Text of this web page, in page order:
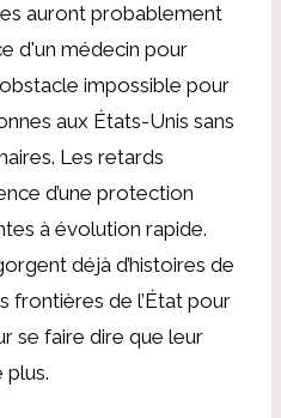
auront probablement
d'un médecin pour
impossible pour
aux États-Unis sans
Les retards
d’une protection
à évolution rapide.
déjà d’histoires de
frontières de l’État pour
se faire dire que leur
plus.